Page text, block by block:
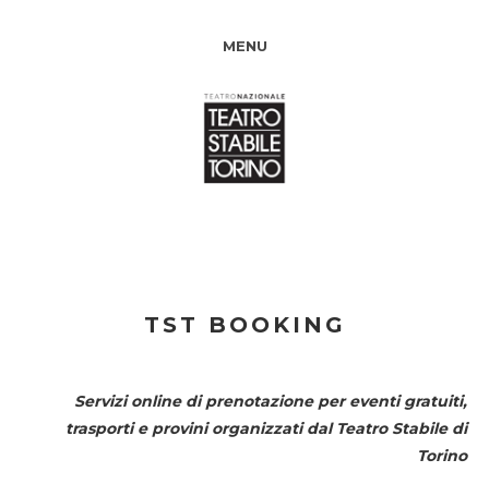
MENU
TST BOOKING
Servizi online di prenotazione per eventi gratuiti,
trasporti e provini organizzati dal Teatro Stabile di
Torino